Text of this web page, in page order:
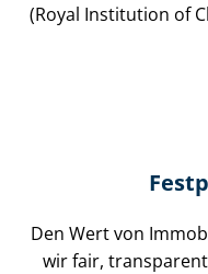
(Royal Institution of
Den Wert von
wir fair,